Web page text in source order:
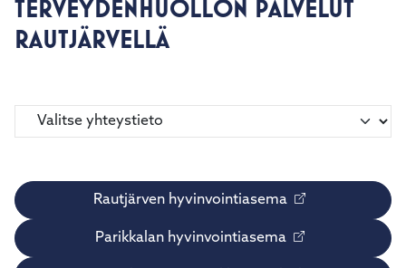
kosketus-
ja
pyyhkäisyliikkeitä.
TERVEYDENHUOLLON PALVELUT
RAUTJÄRVELLÄ
Rautjärven hyvinvointiasema
Parikkalan hyvinvointiasema